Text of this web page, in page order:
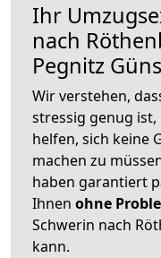
Ihr
nach
Pegnitz
Wir verstehen,
stressig genug
helfen, sich keine
machen zu
haben garantiert
Ihnen ohne
Schwerin nach
kann.